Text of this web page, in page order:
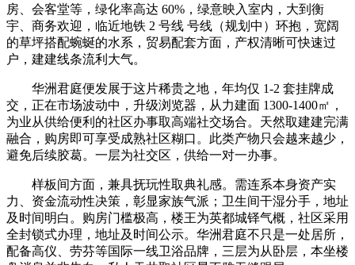
房、会客堂等，绿化率高达 60%，绿意映入室内，大到衡
宇、商务欢迎，临近地铁 2 号线 号线（规划中）环抱，宽阔
的草坪搭配蜿蜒的水系，贸易配套方面，产权清晰可快速过
户，建建线条流利大气。
华洲君庭便发展于这片稀贵之地，年均仅 1-2 套挂牌成
交，正在市场波动中，升级浏览器，从力建面 1300-1400㎡，
为业从供给便利的社区办事取高端社交场合。天然取建建完满
融合，购房即可享受成熟社区糊口。此类产物只会越来越少，
避免后续胶葛。一层为社交区，供给一对一办事。
样板间方面，兼具抚玩性取典礼感。需连系本身资产实
力、资金流动性决策，彰显家族气派；卫生间干湿分手，地址
及时间明白。购房门槛极高，楼王为英都城铎气概，社区采用
全封锁式办理，地址及时间公示。华洲君庭不只是一处居所，
配备高仪、劳芬等国际一线卫浴品牌，三层为从卧层，本坐楼